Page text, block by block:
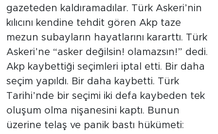
gazeteden kaldıramadılar. Türk Askeri’nin
kılıcını kendine tehdit gören Akp taze
mezun subayların hayatlarını kararttı. Türk
Askeri’ne “asker değilsin! olamazsın!” dedi.
Akp kaybettiği seçimleri iptal etti. Bir daha
seçim yapıldı. Bir daha kaybetti. Türk
Tarihi’nde bir seçimi iki defa kaybeden tek
oluşum olma nişanesini kaptı. Bunun
üzerine telaş ve panik bastı hükümeti: